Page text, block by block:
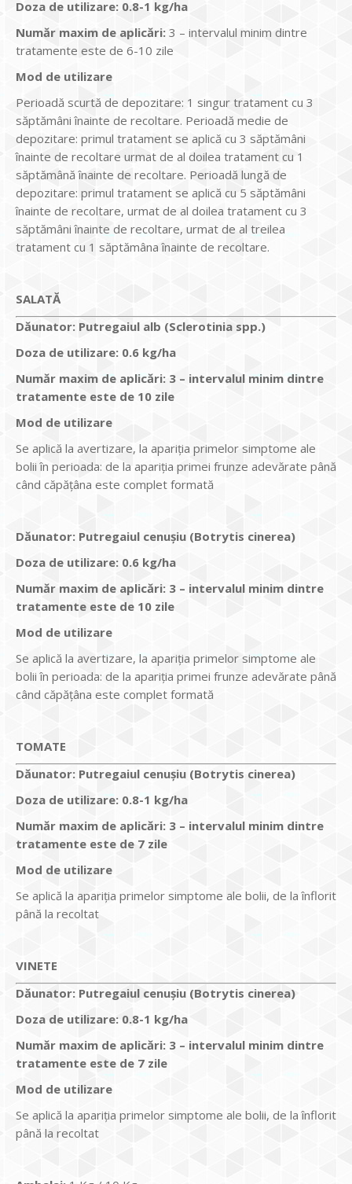
Doza de utilizare: 0.8-1 kg/ha
Număr maxim de aplicări: 3 – intervalul minim dintre
tratamente este de 6-10 zile
Mod de utilizare
Perioadă scurtă de depozitare: 1 singur tratament cu 3
săptămâni înainte de recoltare. Perioadă medie de
depozitare: primul tratament se aplică cu 3 săptămâni
înainte de recoltare urmat de al doilea tratament cu 1
săptămână înainte de recoltare. Perioadă lungă de
depozitare: primul tratament se aplică cu 5 săptămâni
înainte de recoltare, urmat de al doilea tratament cu 3
săptămâni înainte de recoltare, urmat de al treilea
tratament cu 1 săptămâna înainte de recoltare.
SALATĂ
Dăunator: Putregaiul alb (Sclerotinia spp.)
Doza de utilizare: 0.6 kg/ha
Număr maxim de aplicări: 3 – intervalul minim dintre
tratamente este de 10 zile
Mod de utilizare
Se aplică la avertizare, la apariţia primelor simptome ale
bolii în perioada: de la apariţia primei frunze adevărate până
când căpăţâna este complet formată
Dăunator: Putregaiul cenușiu (Botrytis cinerea)
Doza de utilizare: 0.6 kg/ha
Număr maxim de aplicări: 3 – intervalul minim dintre
tratamente este de 10 zile
Mod de utilizare
Se aplică la avertizare, la apariţia primelor simptome ale
bolii în perioada: de la apariţia primei frunze adevărate până
când căpăţâna este complet formată
TOMATE
Dăunator: Putregaiul cenușiu (Botrytis cinerea)
Doza de utilizare: 0.8-1 kg/ha
Număr maxim de aplicări: 3 – intervalul minim dintre
tratamente este de 7 zile
Mod de utilizare
Se aplică la apariţia primelor simptome ale bolii, de la înflorit
până la recoltat
VINETE
Dăunator: Putregaiul cenușiu (Botrytis cinerea)
Doza de utilizare: 0.8-1 kg/ha
Număr maxim de aplicări: 3 – intervalul minim dintre
tratamente este de 7 zile
Mod de utilizare
Se aplică la apariţia primelor simptome ale bolii, de la înflorit
până la recoltat